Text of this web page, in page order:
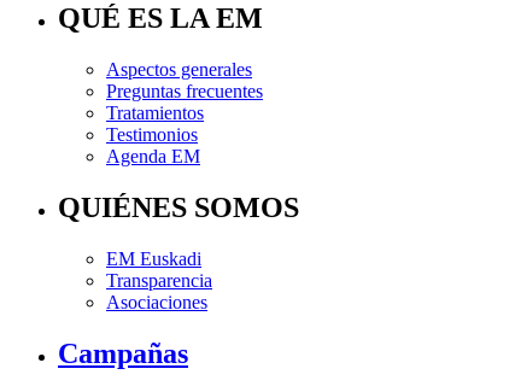
QUÉ ES LA EM
Aspectos generales
Preguntas frecuentes
Tratamientos
Testimonios
Agenda EM
QUIÉNES SOMOS
EM Euskadi
Transparencia
Asociaciones
Campañas